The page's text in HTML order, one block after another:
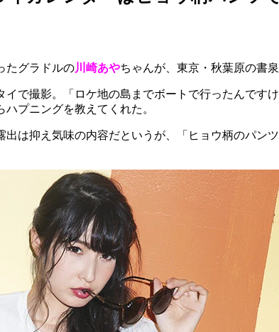
たグラドルの川崎あやちゃんが、東京・秋葉原の書
イで撮影。「ロケ地の島までボートで行ったんで
プニングを教えてくれた。
出は抑え気味の内容だというが、「ヒョウ柄のパ